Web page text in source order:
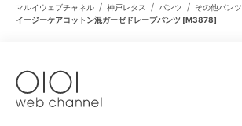
マルイウェブチャネル / 神戸レタス / パンツ / その他パンツ
イージーケアコットン混ガーゼドレープパンツ [M3878]